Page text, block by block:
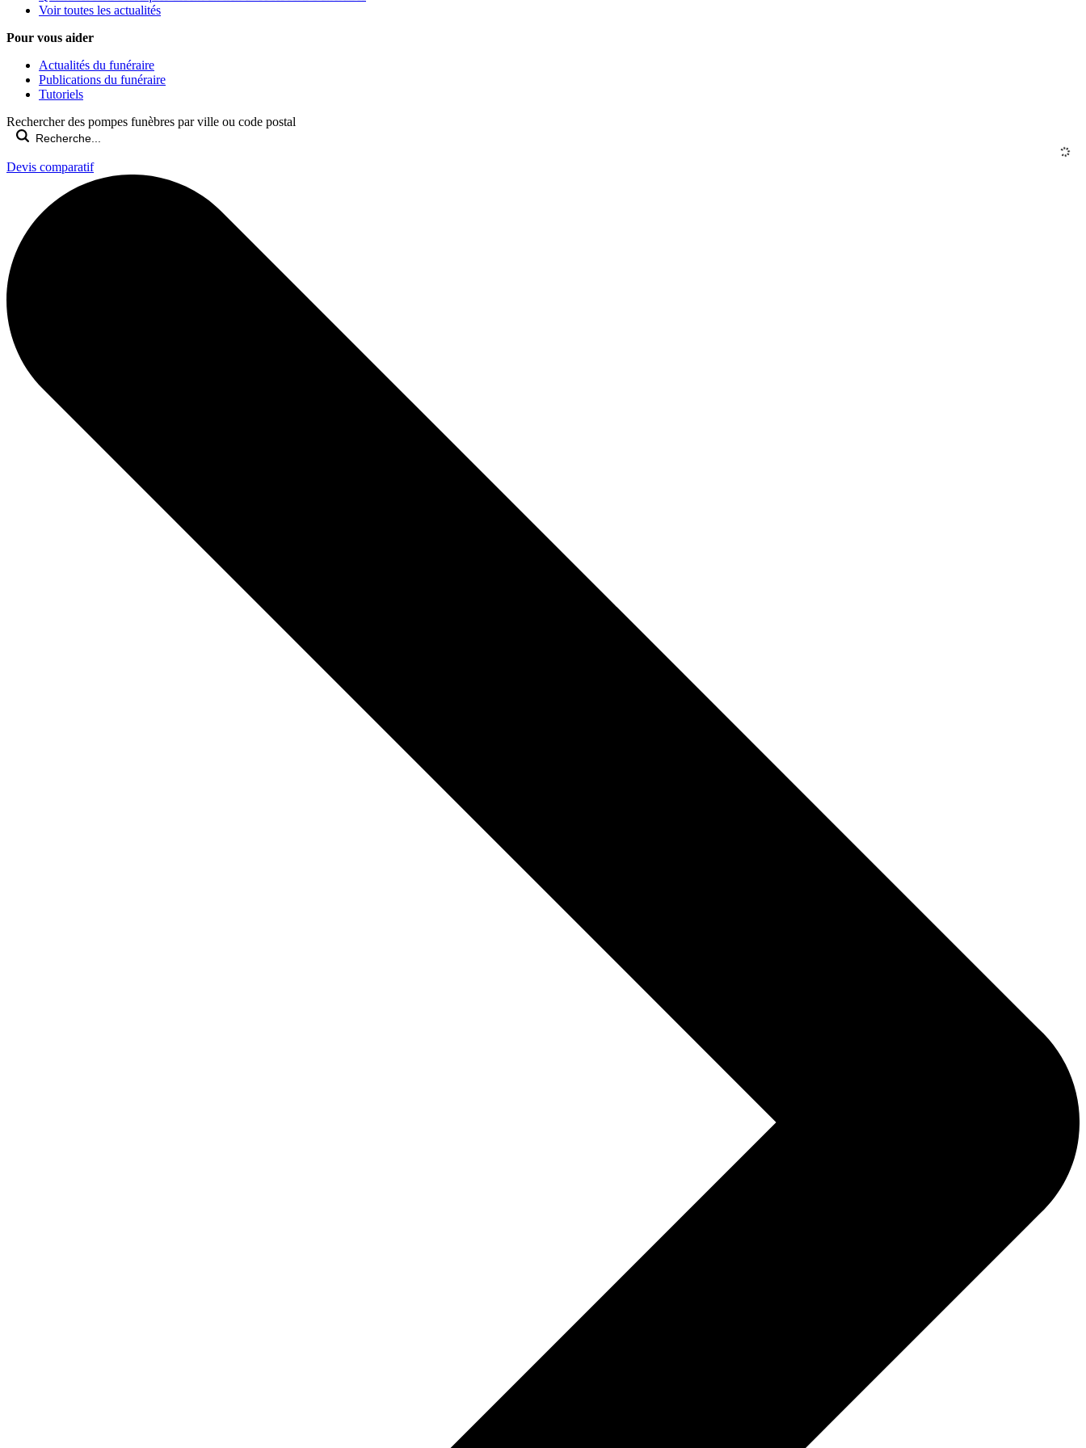
Voir toutes les actualités
Pour vous aider
Actualités du funéraire
Publications du funéraire
Tutoriels
Rechercher des pompes funèbres par ville ou code postal
Devis comparatif